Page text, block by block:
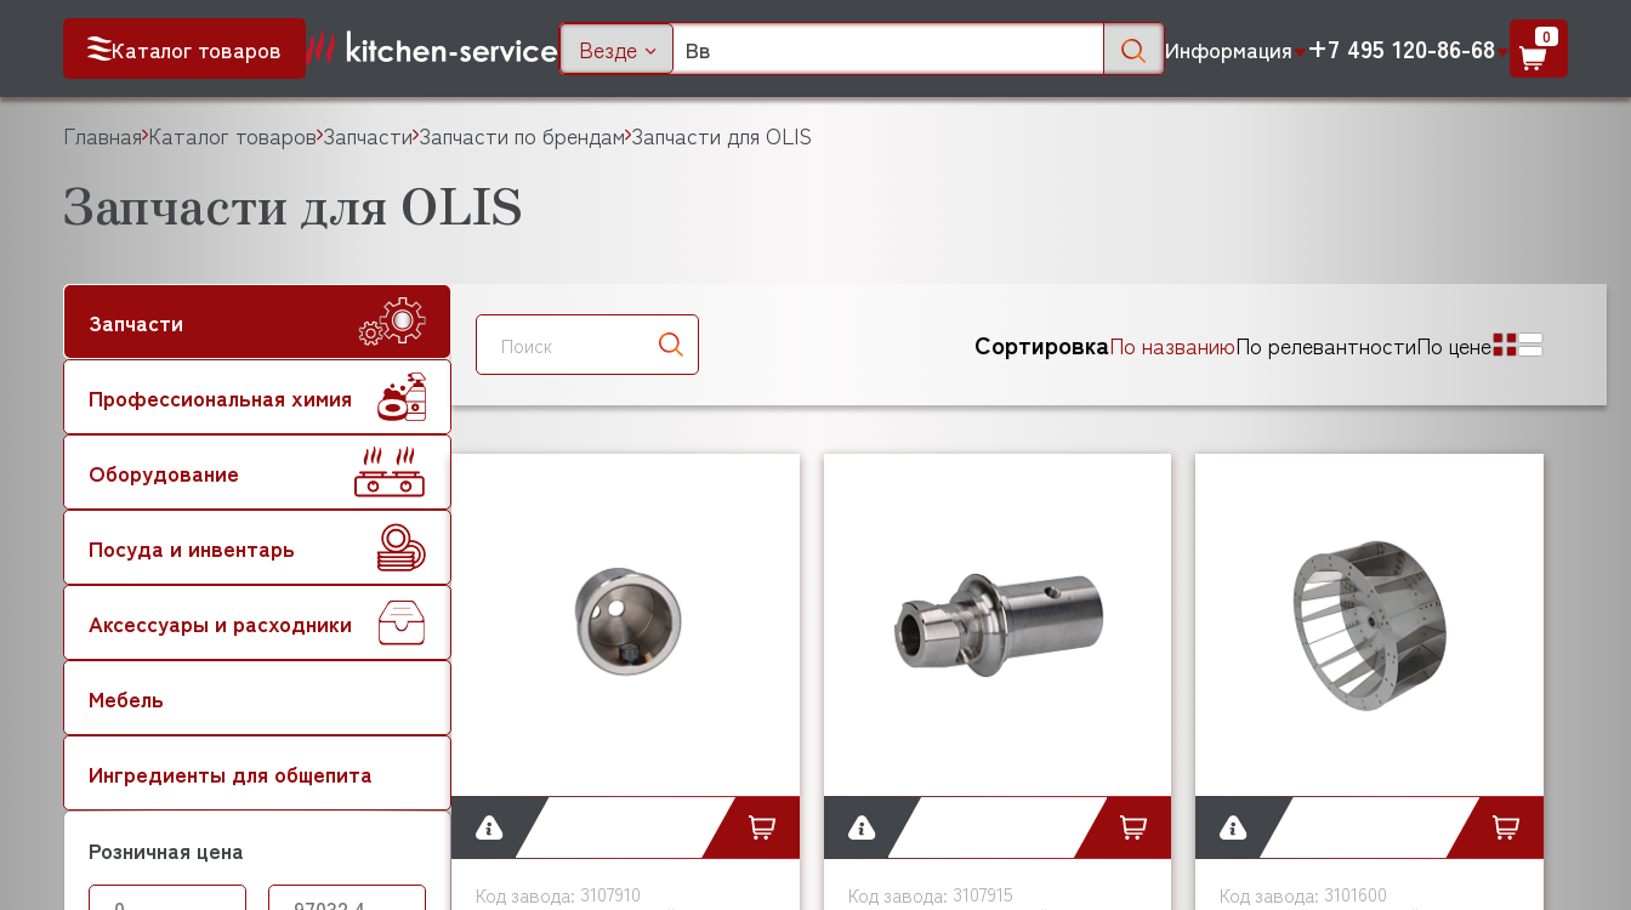
Каталог товаров Везде Информация +7 495 120-86-68 0
Главная Каталог товаров Запчасти Запчасти по брендам Запчасти для OLIS
Запчасти для OLIS
Запчасти
Профессиональная химия
Оборудование
Посуда и инвентарь
Аксессуары и расходники
Мебель
Ингредиенты для общепита
Розничная цена
СортировкаПо названиюПо релевантностиПо цене
Код завода: 3107910 Код завода: 3107915 Код завода: 3101600